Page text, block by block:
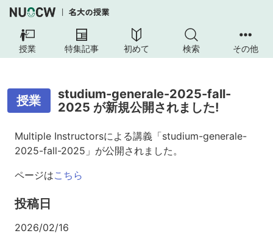
授業 特集記事 初めて 検索 その他
授業
studium-generale-2025-fall-
2025 が新規公開されました!
Multiple Instructorsによる講義「studium-generale-
2025-fall-2025」が公開されました。
ページはこちら
投稿日
2026/02/16